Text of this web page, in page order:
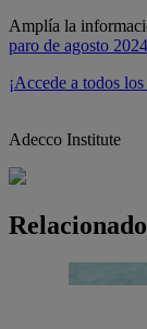
Amplía la
paro de agosto
¡Accede a todos
Adecco Institute
Relacionado